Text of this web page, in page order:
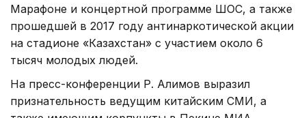
Марафоне и концертной программе ШОС, а также
прошедшей в 2017 году антинаркотической акции
на стадионе «Казахстан» с участием около 6
тысяч молодых людей.
На пресс-конференции Р. Алимов выразил
признательность ведущим китайским СМИ, а